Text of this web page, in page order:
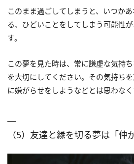
このまま過ごしてしまうと、いつか
る、ひどいことをしてしまう可能性
す。
この夢を見た時は、常に謙虚な気持
を大切にしてください。その気持ち
に嫌がらせをしようなどとは思わなく
（5）友達と縁を切る夢は「仲